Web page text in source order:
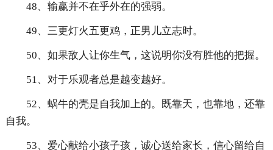
48、输赢并不在乎外在的强弱。
49、三更灯火五更鸡，正男儿立志时。
50、如果敌人让你生气，这说明你没有胜他的把握。
51、对于乐观者总是越变越好。
52、蜗牛的壳是自我加上的。既靠天，也靠地，还靠
自我。
53、爱心献给小孩子孩，诚心送给家长，信心留给自